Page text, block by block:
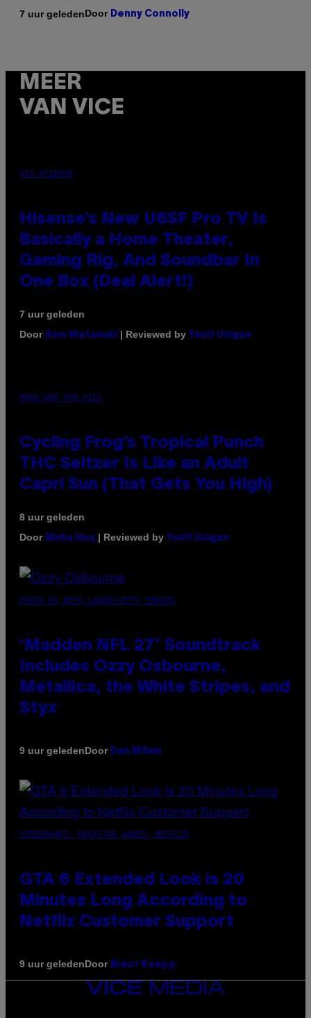
7 uur geledenDoor Denny Connolly
MEER
VAN VICE
VIA HISENSE
Hisense’s New U6SF Pro TV Is
Basically a Home Theater,
Gaming Rig, And Soundbar In
One Box (Deal Alert!)
7 uur geleden
Door Sam Watanuki | Reviewed by Ysolt Usigan
MAHA HAQ FOR VICE
Cycling Frog’s Tropical Punch
THC Seltzer Is Like an Adult
Capri Sun (That Gets You High)
8 uur geleden
Door Maha Haq | Reviewed by Ysolt Usigan
PHOTO BY NICK LAHAM/GETTY IMAGES
‘Madden NFL 27’ Soundtrack
Includes Ozzy Osbourne,
Metallica, the White Stripes, and
Styx
9 uur geledenDoor Dan Milam
SCREENSHOT: ROCKSTAR GAMES, NETFLIX
GTA 6 Extended Look is 20
Minutes Long According to
Netflix Customer Support
9 uur geledenDoor Brent Koepp
VICE
MEDIA